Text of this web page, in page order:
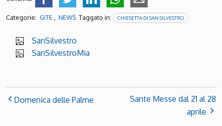
Categorie: GITE NEWS Taggato in: CHIESETTA DI SAN SILVESTRO
SanSilvestro
SanSilvestroMia
Domenica delle Palme
Sante Messe dal 21 al 28
aprile